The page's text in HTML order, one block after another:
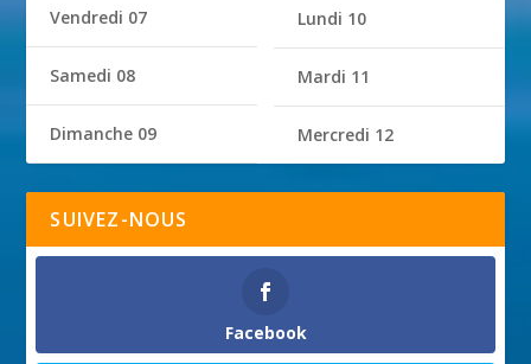
Vendredi 07
Samedi 08
Dimanche 09
Lundi 10
Mardi 11
Mercredi 12
SUIVEZ-NOUS
Facebook